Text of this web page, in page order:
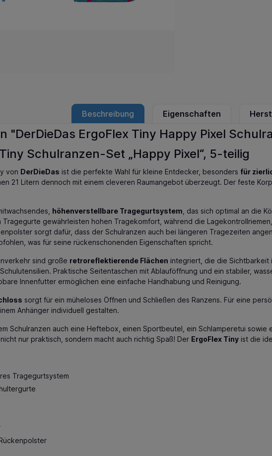
Beschreibung Eigenschaften
"DerDieDas ErgoFlex Tiny Happy Pixel
Schulranzen-Set „Happy Pixel“, 5-teilig
von DerDieDas ist die perfekte Wahl für kleine Entdecker, besonders für
21 Litern dennoch mit einem cleveren Raumangebot überzeugt. Der feste
höhenverstellbare Tragegurtsystem , das sich optimal an die
gewährleisten hohen Tragekomfort, während die
sorgt dafür, dass der Schulranzen auch bei längeren Tragezeiten
was für seine rückenschonenden Eigenschaften spricht.
sind große retroreflektierende Flächen integriert, die die Sichtbarkeit
Praktische Seitentaschen mit Ablauföffnung und ein stabiler,
Innenfutter ermöglichen eine einfache Handhabung und Reinigung.
sorgt für ein müheloses Öffnen und Schließen des Ranzens. Für eine
Anhänger individuell gestalten.
Schulranzen auch eine Heftebox, einen Sportbeutel, ein Schlamperetui
nur praktisch, sondern macht auch richtig Spaß! Der ErgoFlex Tiny ist die
Tragegurtsystem